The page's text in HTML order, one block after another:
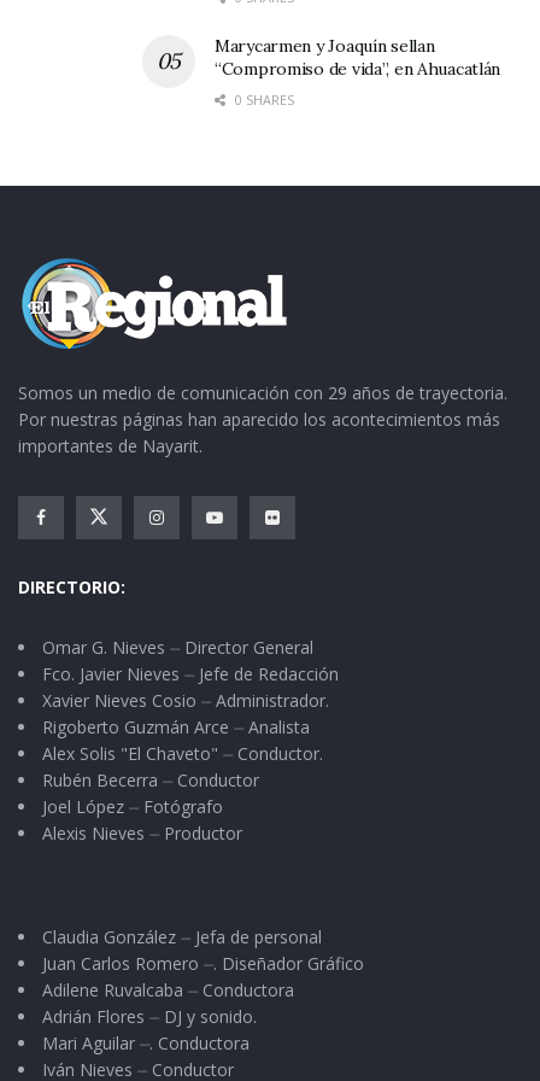
Marycarmen y Joaquín sellan
“Compromiso de vida”, en Ahuacatlán
0 SHARES
Somos un medio de comunicación con 29 años de trayectoria.
Por nuestras páginas han aparecido los acontecimientos más
importantes de Nayarit.
DIRECTORIO:
Omar G. Nieves ⏤ Director General
Fco. Javier Nieves ⏤ Jefe de Redacción
Xavier Nieves Cosio ⏤ Administrador.
Rigoberto Guzmán Arce ⏤ Analista
Alex Solis "El Chaveto" ⏤ Conductor.
Rubén Becerra ⏤ Conductor
Joel López ⏤ Fotógrafo
Alexis Nieves ⏤ Productor
Claudia González ⏤ Jefa de personal
Juan Carlos Romero ⏤. Diseñador Gráfico
Adilene Ruvalcaba ⏤ Conductora
Adrián Flores ⏤ DJ y sonido.
Mari Aguilar ⏤. Conductora
Iván Nieves ⏤ Conductor